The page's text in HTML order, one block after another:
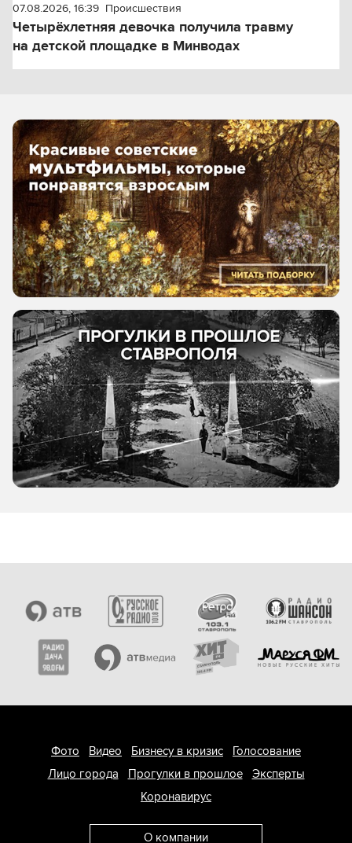
07.08.2026, 16:39 Происшествия
Четырёхлетняя девочка получила травму
на детской площадке в Минводах
Фото Видео Бизнесу в кризис
Голосование
Лицо города
Прогулки в прошлое
Эксперты
Коронавирус
О компании